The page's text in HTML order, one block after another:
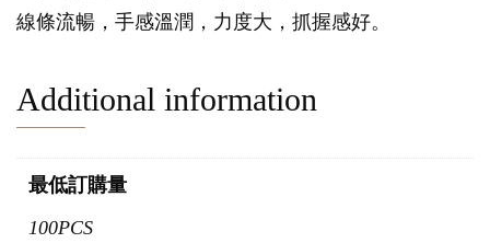
線條流暢，手感溫潤，力度大，抓握感好。
Additional information
最低訂購量
100PCS